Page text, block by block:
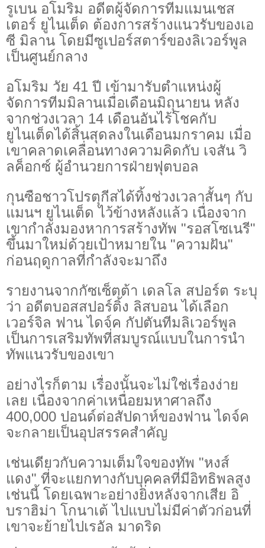
รูเบน อโมริม อดีตผู้จัดการทีมแมนเชส
เตอร์ ยูไนเต็ด ต้องการสร้างแนวรับของเอ
ซี มิลาน โดยมีซูเปอร์สตาร์ของลิเวอร์พูล
เป็นศูนย์กลาง
อโมริม วัย 41 ปี เข้ามารับตำแหน่งผู้
จัดการทีมมิลานเมื่อเดือนมิถุนายน หลัง
จากช่วงเวลา 14 เดือนอันไร้โชคกับ
ยูไนเต็ดได้สิ้นสุดลงในเดือนมกราคม เมื่อ
เขาคลาดเคลื่อนทางความคิดกับ เจสัน วิ
ลค็อกซ์ ผู้อำนวยการฝ่ายฟุตบอล
กุนซือชาวโปรตุกีสได้ทิ้งช่วงเวลาสั้นๆ กับ
แมนฯ ยูไนเต็ด ไว้ข้างหลังแล้ว เนื่องจาก
เขากำลังมองหาการสร้างทัพ "รอสโซเนรี"
ขึ้นมาใหม่ด้วยเป้าหมายใน "ความฝัน"
ก่อนฤดูกาลที่กำลังจะมาถึง
รายงานจากกัซเซ็ตต้า เดลโล สปอร์ต ระบุ
ว่า อดีตบอสสปอร์ติ้ง ลิสบอน ได้เลือก
เวอร์จิล ฟาน ไดจ์ค กัปตันทีมลิเวอร์พูล
เป็นการเสริมทัพที่สมบูรณ์แบบในการนำ
ทัพแนวรับของเขา
อย่างไรก็ตาม เรื่องนั้นจะไม่ใช่เรื่องง่าย
เลย เนื่องจากค่าเหนื่อยมหาศาลถึง
400,000 ปอนด์ต่อสัปดาห์ของฟาน ไดจ์ค
จะกลายเป็นอุปสรรคสำคัญ
เช่นเดียวกับความเต็มใจของทัพ "หงส์
แดง" ที่จะแยกทางกับบุคคลที่มีอิทธิพลสูง
เช่นนี้ โดยเฉพาะอย่างยิ่งหลังจากเสีย อิ
บราฮิม่า โกนาเต้ ไปแบบไม่มีค่าตัวก่อนที่
เขาจะย้ายไปเรอัล มาดริด